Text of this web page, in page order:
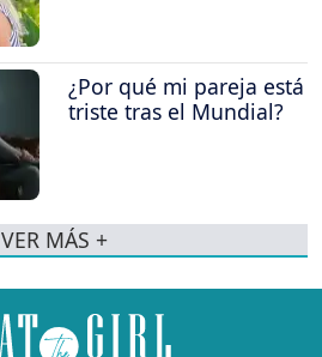
¿Por qué mi pareja está
triste tras el Mundial?
VER MÁS +